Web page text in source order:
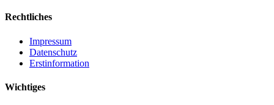
Rechtliches
Impressum
Datenschutz
Erstinformation
Wichtiges